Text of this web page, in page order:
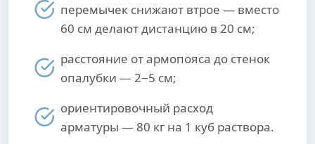
перемычек снижают втрое — вместо
60 см делают дистанцию в 20 см;
расстояние от армопояса до стенок
опалубки — 2−5 см;
ориентировочный расход
арматуры — 80 кг на 1 куб раствора.